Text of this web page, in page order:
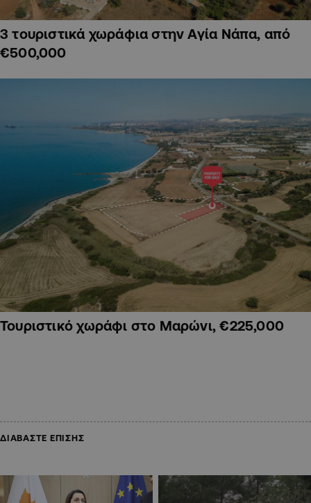
3 τουριστικά χωράφια στην Αγία Νάπα, από
€500,000
Τουριστικό χωράφι στο Μαρώνι, €225,000
ΔΙΑΒΑΣΤΕ ΕΠΙΣΗΣ